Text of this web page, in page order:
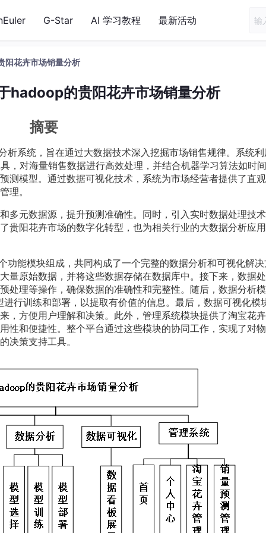
G-Star AI 学习教程 最新活动
阳花卉市场销量分析
hadoop的贵阳花卉市场销量分析
摘要
系统，旨在通过大数据技术深入挖掘市场销售规律。系统
，对海量销售数据进行高效处理，并结合机器学习算法如时
测模型。通过数据可视化技术，系统为市场经营者提供了直
理。
多元数据源，提升预测准确性。同时，引入实时数据处理技
贵阳花卉市场的数字化转型，也为相关行业的大数据分析应
能模块组成，共同构成了一个完整的数据分析和可视化解
量原始数据，并将这些数据存储在数据库中。接下来，数据
处理等操作，确保数据的准确性和完整性。随后，数据分析
行训练和部署，以提取有价值的信息。最后，数据可视化模
，方便用户理解和决策。此外，管理系统模块提供了淘宝花
性和便捷性。整个平台通过这些模块的协同工作，实现了对
决策支持工具。